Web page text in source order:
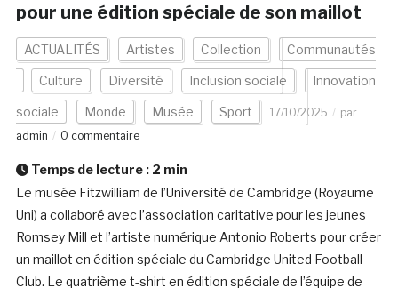
pour une édition spéciale de son maillot
ACTUALITÉS Artistes Collection Communautés
Culture Diversité Inclusion sociale Innovation
sociale Monde Musée Sport 17/10/2025
par
admin
0 commentaire
Temps de lecture : 2 min
Le musée Fitzwilliam de l’Université de Cambridge (Royaume
Uni) a collaboré avec l’association caritative pour les jeunes
Romsey Mill et l’artiste numérique Antonio Roberts pour créer
un maillot en édition spéciale du Cambridge United Football
Club. Le quatrième t-shirt en édition spéciale de l’équipe de